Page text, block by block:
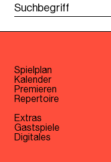
Spielplan
Kalender
Premieren
Repertoire
Extras
Gastspiele
Digitales